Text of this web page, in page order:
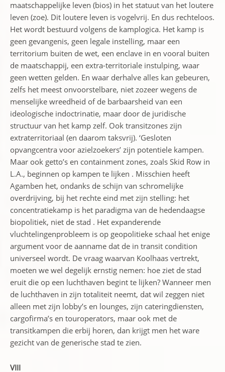
maatschappelijke leven (bios) in het statuut van het loutere
leven (zoe). Dit loutere leven is vogelvrij. En dus rechteloos.
Het wordt bestuurd volgens de kamplogica. Het kamp is
geen gevangenis, geen legale instelling, maar een
territorium buiten de wet, een enclave in en vooral buiten
de maatschappij, een extra-territoriale instulping, waar
geen wetten gelden. En waar derhalve alles kan gebeuren,
zelfs het meest onvoorstelbare, niet zozeer wegens de
menselijke wreedheid of de barbaarsheid van een
ideologische indoctrinatie, maar door de juridische
structuur van het kamp zelf. Ook transitzones zijn
extraterritoriaal (en daarom taksvrij). ‘Gesloten
opvangcentra voor azielzoekers’ zijn potentiele kampen.
Maar ook getto’s en containment zones, zoals Skid Row in
L.A., beginnen op kampen te lijken . Misschien heeft
Agamben het, ondanks de schijn van schromelijke
overdrijving, bij het rechte eind met zijn stelling: het
concentratiekamp is het paradigma van de hedendaagse
biopolitiek, niet de stad . Het expanderende
vluchtelingenprobleem is op geopolitieke schaal het enige
argument voor de aanname dat de in transit condition
universeel wordt. De vraag waarvan Koolhaas vertrekt,
moeten we wel degelijk ernstig nemen: hoe ziet de stad
eruit die op een luchthaven begint te lijken? Wanneer men
de luchthaven in zijn totaliteit neemt, dat wil zeggen niet
alleen met zijn lobby’s en lounges, zijn cateringdiensten,
cargofirma’s en touroperators, maar ook met de
transitkampen die erbij horen, dan krijgt men het ware
gezicht van de generische stad te zien.
VIII